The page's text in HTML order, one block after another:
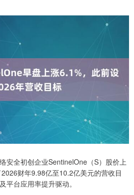
全初创企业SentinelOne（S）股价上
财年9.98亿至10.2亿美元的营收目
平台应用率提升驱动。